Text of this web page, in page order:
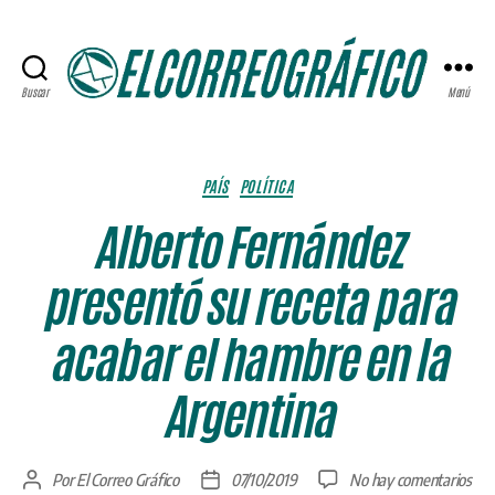
Buscar Menú
Categorías
PAÍS POLÍTICA
Alberto Fernández
presentó su receta para
acabar el hambre en la
Argentina
AutorPorEl Correo Gráfico
Fecha07/10/2019 No hay comentariosen